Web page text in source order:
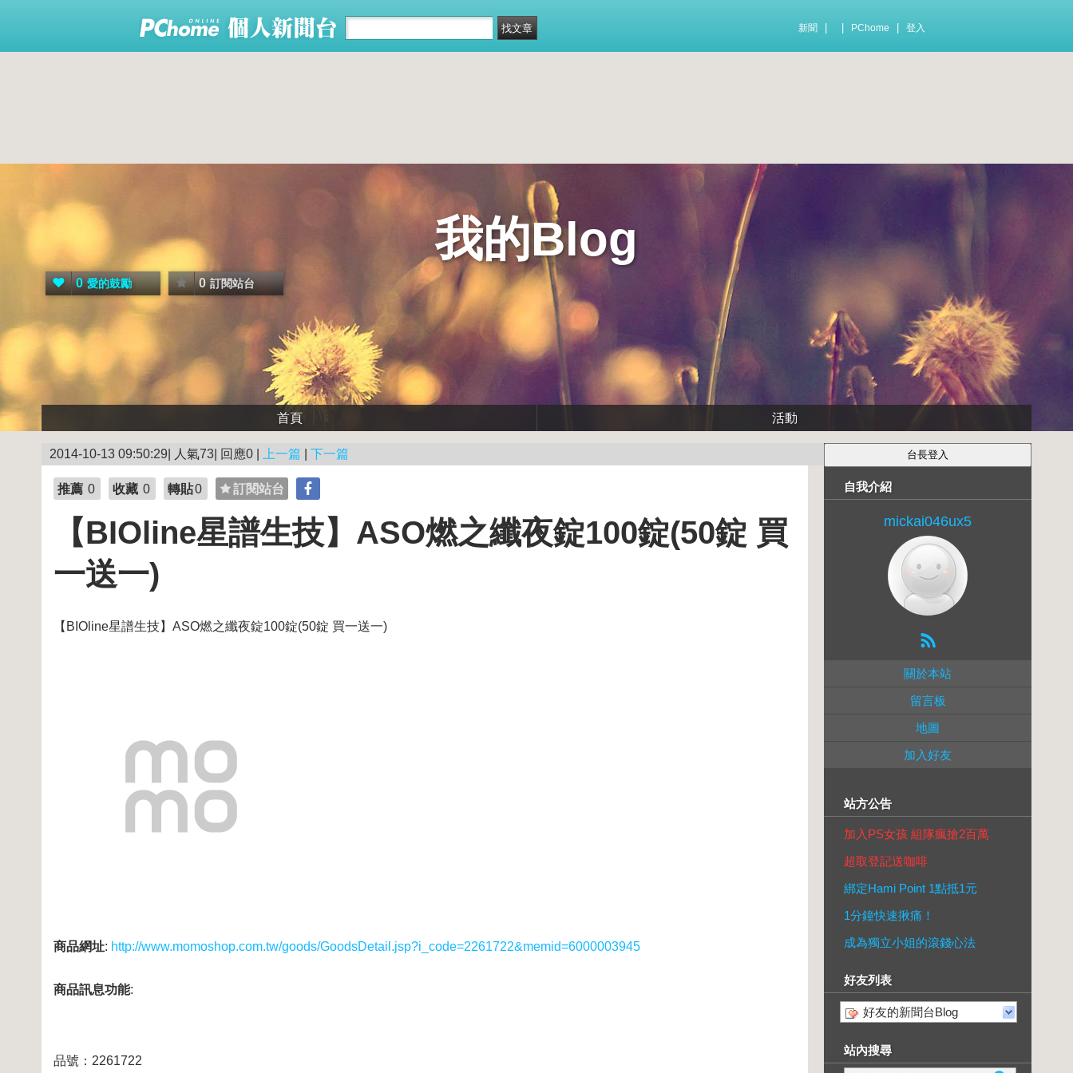
新聞 PChome 登入
我的Blog
0 愛的鼓勵 0 訂閱站台
首頁 活動
2014-10-13 09:50:29| 人氣73| 回應0 | 上一篇 下一篇
推薦 0 收藏 0 轉貼0 訂閱站台
【BIOline星譜生技】ASO燃之纖夜錠100錠(50錠 買
一送一)
【BIOline星譜生技】ASO燃之纖夜錠100錠(50錠 買一送一)
商品網址: http://www.momoshop.com.tw/goods/GoodsDetail.jsp?i_code=2261722&memid=6000003945
商品訊息功能:
品號：2261722
自我介紹
mickai046ux5
關於本站
留言板
地圖
加入好友
站方公告
加入PS女孩 組隊瘋搶2百萬
超取登記送咖啡
綁定Hami Point 1點抵1元
1分鐘快速揪痛！
成為獨立小姐的滾錢心法
好友列表
好友的新聞台Blog
站內搜尋